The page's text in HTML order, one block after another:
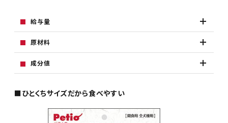
給与量
原材料
成分値
■ひとくちサイズだから食べやすい